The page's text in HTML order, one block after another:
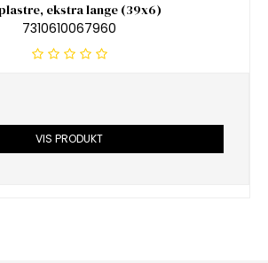
ekstra lange (39x6)
7310610067960
VIS PRODUKT